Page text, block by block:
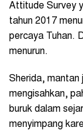
Attitude Survey
tahun 2017
percaya Tuhan.
menurun.
Sherida, mantan
mengisahkan,
buruk dalam
menyimpang